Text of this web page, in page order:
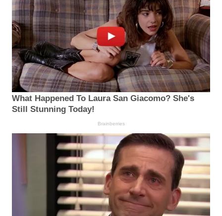
What Happened To Laura San Giacomo? She's
Still Stunning Today!
Brainberries